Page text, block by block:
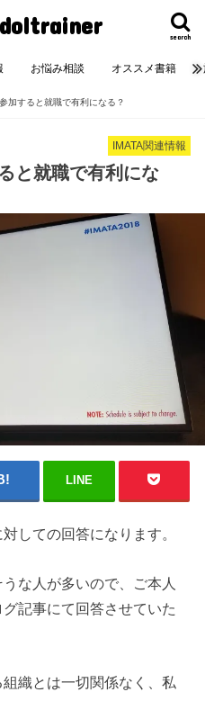
search
お悩み相談 オススメ書籍
加すると就職で有利になる？
IMATA関連情報
と就職で有利にな
LINE
しての回答になります。
な人が多いので、ご本人
記事にて回答させていた
織とは一切関係なく、私